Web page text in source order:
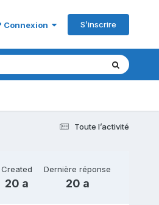
Connexion S’inscrire
Toute l’activité
Created
20 a
Dernière réponse
20 a